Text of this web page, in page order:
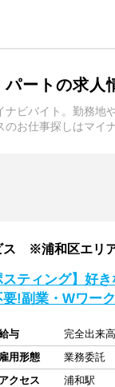
ートの求人
ビバイト。勤務地
お仕事探しはマイ
ス ※浦和区エリ
スティング】好
要!副業・Wワー
与
完全出来
雇用形態
業務委託
アクセス
浦和駅